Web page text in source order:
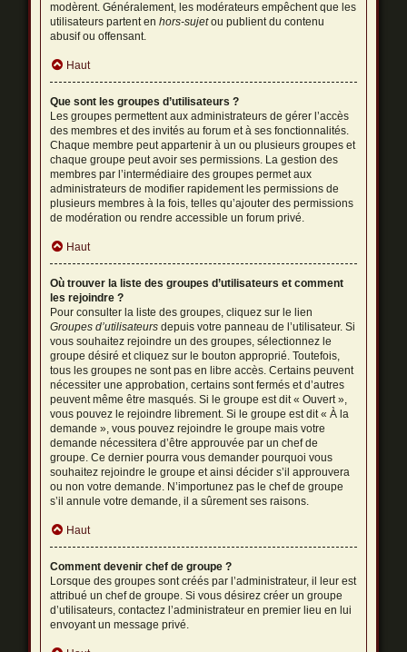
modèrent. Généralement, les modérateurs empêchent que les
utilisateurs partent enhors-sujetou publient du contenu
abusif ou offensant.
Haut
Que sont les groupes d’utilisateurs ?
Les groupes permettent aux administrateurs de gérer l’accès
des membres et des invités au forum et à ses fonctionnalités.
Chaque membre peut appartenir à un ou plusieurs groupes et
chaque groupe peut avoir ses permissions. La gestion des
membres par l’intermédiaire des groupes permet aux
administrateurs de modifier rapidement les permissions de
plusieurs membres à la fois, telles qu’ajouter des permissions
de modération ou rendre accessible un forum privé.
Haut
Où trouver la liste des groupes d’utilisateurs et comment
les rejoindre ?
Pour consulter la liste des groupes, cliquez sur le lien
Groupes d’utilisateurs depuis votre panneau de l’utilisateur. Si
vous souhaitez rejoindre un des groupes, sélectionnez le
groupe désiré et cliquez sur le bouton approprié. Toutefois,
tous les groupes ne sont pas en libre accès. Certains peuvent
nécessiter une approbation, certains sont fermés et d’autres
peuvent même être masqués. Si le groupe est dit « Ouvert »,
vous pouvez le rejoindre librement. Si le groupe est dit « À la
demande », vous pouvez rejoindre le groupe mais votre
demande nécessitera d’être approuvée par un chef de
groupe. Ce dernier pourra vous demander pourquoi vous
souhaitez rejoindre le groupe et ainsi décider s’il approuvera
ou non votre demande. N’importunez pas le chef de groupe
s’il annule votre demande, il a sûrement ses raisons.
Haut
Comment devenir chef de groupe ?
Lorsque des groupes sont créés par l’administrateur, il leur est
attribué un chef de groupe. Si vous désirez créer un groupe
d’utilisateurs, contactez l’administrateur en premier lieu en lui
envoyant un message privé.